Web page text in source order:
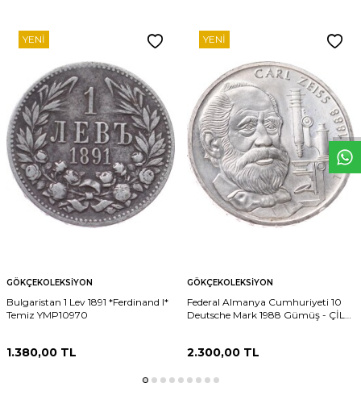
W
h
t
s
p
p
D
e
s
e
H
a
t
t
YENI
GÖKÇEKOLEKSIYON
Bulgaristan 1 Lev 1891 *Ferdinand I*
Temiz YMP10970
1.380,00 TL
YENI
GÖKÇEKOLEKSIYON
Federal Almanya Cumhuriyeti 10
Deutsche Mark 1988 Gümüş - ÇİL
2.300,00TL